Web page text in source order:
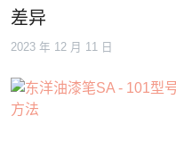
差异
2023 年 12 月 11 日